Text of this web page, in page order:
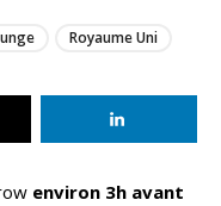
Royaume Uni
environ 3h avant